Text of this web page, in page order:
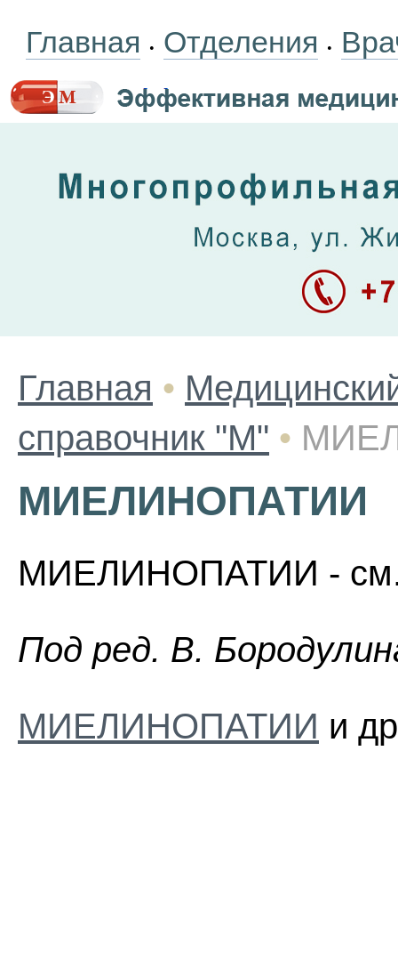
Главная • Отделения •
Главная •
справочник "М" •
МИЕЛИНОПАТИИ
МИЕЛИНОПАТИИ - см.
Пoд peд. B.
МИЕЛИНОПАТИИ и